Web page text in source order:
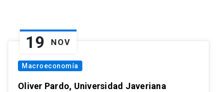
19 NOV
Macroeconomía
Oliver Pardo, Universidad Javeriana